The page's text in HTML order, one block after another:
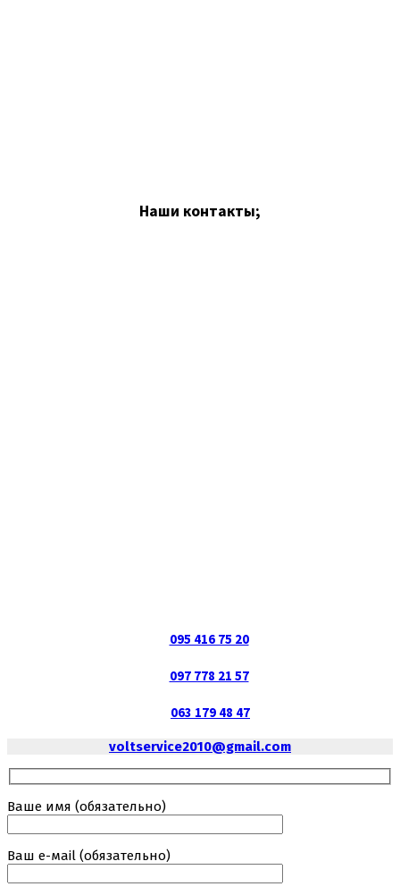
Наши контакты;
095 416 75 20
097 778 21 57
063 179 48 47
voltservice2010@gmail.com
Ваше имя (обязательно)
Ваш е-маil (обязательно)